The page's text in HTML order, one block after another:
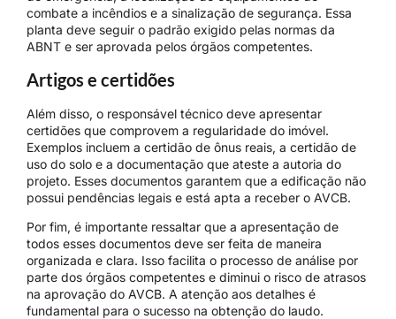
combate a incêndios e a sinalização de segurança. Essa
planta deve seguir o padrão exigido pelas normas da
ABNT e ser aprovada pelos órgãos competentes.
Artigos e certidões
Além disso, o responsável técnico deve apresentar
certidões que comprovem a regularidade do imóvel.
Exemplos incluem a certidão de ônus reais, a certidão de
uso do solo e a documentação que ateste a autoria do
projeto. Esses documentos garantem que a edificação não
possui pendências legais e está apta a receber o AVCB.
Por fim, é importante ressaltar que a apresentação de
todos esses documentos deve ser feita de maneira
organizada e clara. Isso facilita o processo de análise por
parte dos órgãos competentes e diminui o risco de atrasos
na aprovação do AVCB. A atenção aos detalhes é
fundamental para o sucesso na obtenção do laudo.